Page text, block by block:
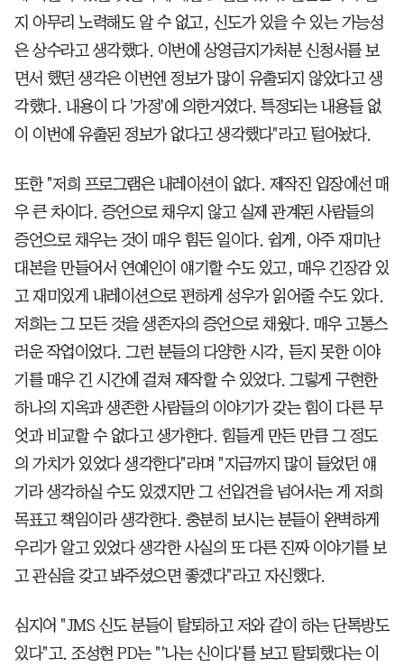
지 아무리 노력해도 알 수 없고, 신도가 있을 수 있는 가능성
은 상수라고 생각했다. 이번에 상영금지가처분 신청서를 보
면서 했던 생각은 이번엔 정보가 많이 유출되지 않았다고 생
각했다. 내용이 다 '가정'에 의한거였다. 특정되는 내용들 없
이 이번에 유출된 정보가 없다고 생각했다"라고 털어놨다.
또한 "저희 프로그램은 내레이션이 없다. 제작진 입장에선 매
우 큰 차이다. 증언으로 채우지 않고 실제 관계된 사람들의
증언으로 채우는 것이 매우 힘든 일이다. 쉽게, 아주 재미난
대본을 만들어서 연예인이 얘기할 수도 있고, 매우 긴장감 있
고 재미있게 내레이션으로 편하게 성우가 읽어줄 수도 있다.
저희는 그 모든 것을 생존자의 증언으로 채웠다. 매우 고통스
러운 작업이었다. 그런 분들의 다양한 시각, 듣지 못한 이야
기를 매우 긴 시간에 걸쳐 제작할 수 있었다. 그렇게 구현한
하나의 지옥과 생존한 사람들의 이야기가 갖는 힘이 다른 무
엇과 비교할 수 없다고 생가한다. 힘들게 만든 만큼 그 정도
의 가치가 있었다 생각한다"라며 "지금까지 많이 들었던 얘
기라 생각하실 수도 있겠지만 그 선입견을 넘어서는 게 저희
목표고 책임이라 생각한다. 충분히 보시는 분들이 완벽하게
우리가 알고 있었다 생각한 사실의 또 다른 진짜 이야기를 보
고 관심을 갖고 봐주셨으면 좋겠다"라고 자신했다.
심지어 "JMS 신도 분들이 탈퇴하고 저와 같이 하는 단톡방도
있다"고. 조성현 PD는 "'나는 신이다'를 보고 탈퇴했다는 이